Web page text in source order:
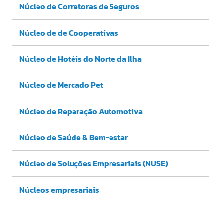
Núcleo de Corretoras de Seguros
Núcleo de de Cooperativas
Núcleo de Hotéis do Norte da Ilha
Núcleo de Mercado Pet
Núcleo de Reparação Automotiva
Núcleo de Saúde & Bem-estar
Núcleo de Soluções Empresariais (NUSE)
Núcleos empresariais